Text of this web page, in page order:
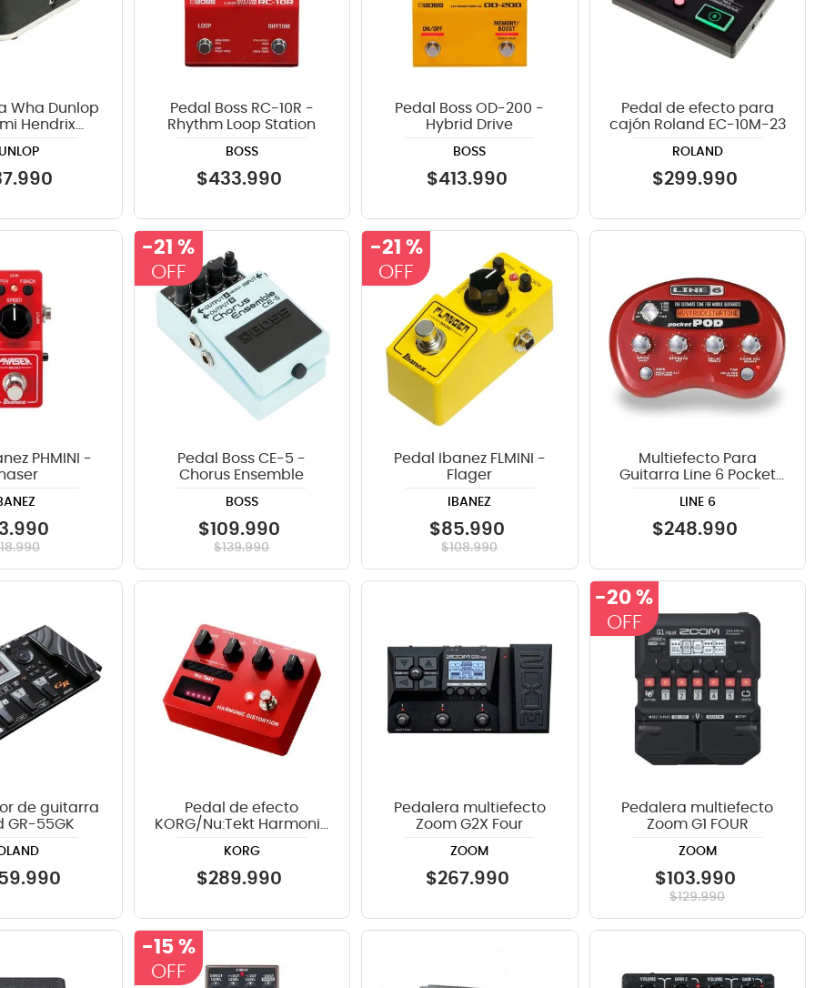
Wha Dunlop
Hendrix
.990
Pedal Boss RC-10R -
Rhythm Loop Station
BOSS
$433.990
Pedal Boss OD-200 -
Hybrid Drive
BOSS
$413.990
Pedal de efecto para
cajón Roland EC-10M-23
ROLAND
$299.990
PHMINI -
.990
.990
-21 %
Pedal Boss CE-5 -
Chorus Ensemble
BOSS
$109.990
$139.990
-21 %
Pedal Ibanez FLMINI -
Flager
IBANEZ
$85.990
$108.990
Multiefecto Para
Guitarra Line 6 Pocket
LINE 6
$248.990
de guitarra
GR-55GK
.990
Pedal de efecto
KORG/Nu:Tekt Harmonic
KORG
$289.990
Pedalera multiefecto
Zoom G2X Four
ZOOM
$267.990
-20 %
Pedalera multiefecto
Zoom G1 FOUR
ZOOM
$103.990
$129.990
-15 %